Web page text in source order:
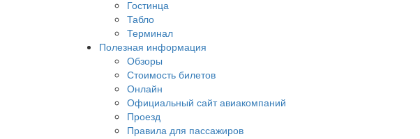
Гостинца
Табло
Терминал
Полезная информация
Обзоры
Стоимость билетов
Онлайн
Официальный сайт авиакомпаний
Проезд
Правила для пассажиров